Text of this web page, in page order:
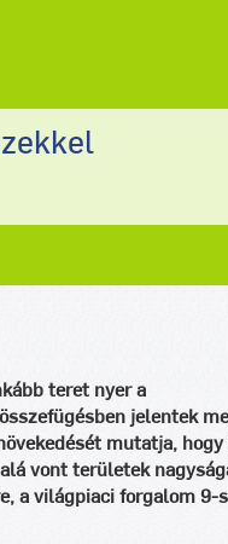
teret nyer a
jelentek
mutatja,
vont területek
a világpiaci forgalom 9-